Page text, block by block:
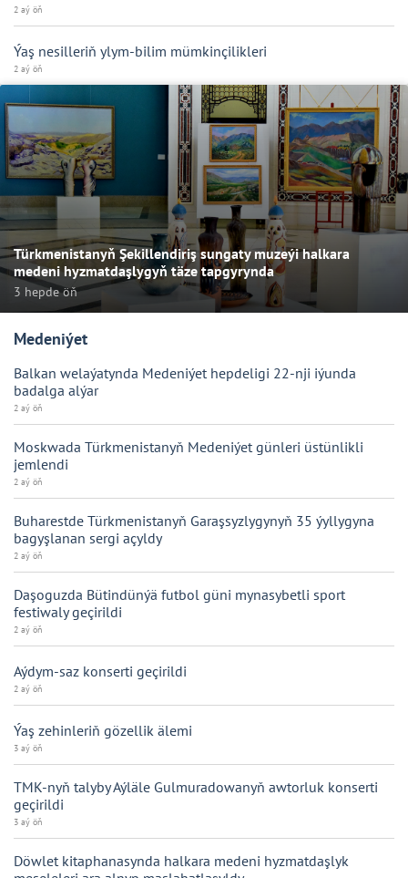
2 aý öň
Ýaş nesilleriň ylym-bilim mümkinçilikleri
2 aý öň
Türkmenistanyň Şekillendiriş sungaty muzeýi halkara
medeni hyzmatdaşlygyň täze tapgyrynda
3 hepde öň
Medeniýet
Balkan welaýatynda Medeniýet hepdeligi 22-nji iýunda
badalga alýar
2 aý öň
Moskwada Türkmenistanyň Medeniýet günleri üstünlikli
jemlendi
2 aý öň
Buharestde Türkmenistanyň Garaşsyzlygynyň 35 ýyllygyna
bagyşlanan sergi açyldy
2 aý öň
Daşoguzda Bütindünýä futbol güni mynasybetli sport
festiwaly geçirildi
2 aý öň
Aýdym-saz konserti geçirildi
2 aý öň
Ýaş zehinleriň gözellik älemi
3 aý öň
TMK-nyň talyby Aýläle Gulmuradowanyň awtorluk konserti
geçirildi
3 aý öň
Döwlet kitaphanasynda halkara medeni hyzmatdaşlyk